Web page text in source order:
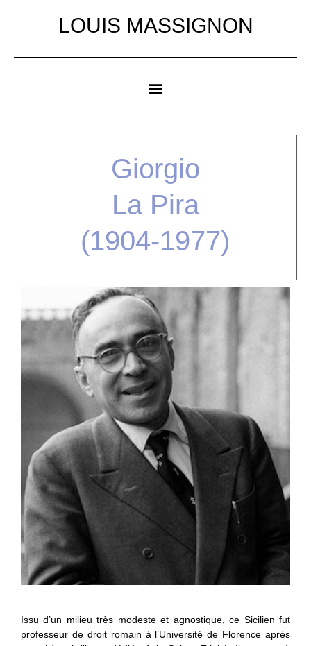
LOUIS MASSIGNON
Giorgio
La Pira
(1904-1977)
Issu d’un milieu très modeste et agnostique, ce Sicilien fut
professeur de droit romain à l’Université de Florence après